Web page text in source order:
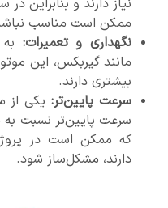
ممکن است مناسب
نگهداری و تعمیرات:
مانند گیربکس، این
بیشتری دارند.
سرعت پایین‌تر:یکی از
سرعت پایین‌تر نسبت
که ممکن است در
دارند، مشکل‌ساز شود.